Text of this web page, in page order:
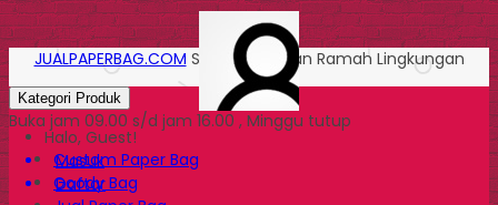
Halo, Guest!
Masuk
Daftar
JUALPAPERBAG.COM Solusi Kemasan Ramah Lingkungan
Kategori Produk
Buka jam 09.00 s/d jam 16.00 , Minggu tutup
Custom Paper Bag
Goody Bag